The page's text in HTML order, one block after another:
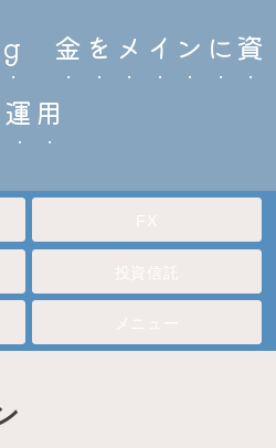
金をメインに資
用